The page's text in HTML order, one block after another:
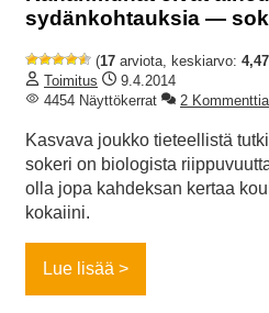
sydänkohtauksia —
(17 arviota, keskiarvo: 4,47
Toimitus
9.4.2014
4454 Näyttökerrat
2 Kommenttia
Kasvava joukko tieteellistä
sokeri on biologista
olla jopa kahdeksan kertaa
kokaiini.
Lue lisää